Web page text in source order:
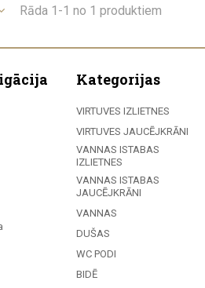
Rāda 1-1 no 1 produktiem
Kategorijas
VIRTUVES IZLIETNES
VIRTUVES JAUCĒJKRĀNI
VANNAS ISTABAS
IZLIETNES
VANNAS ISTABAS
JAUCĒJKRĀNI
VANNAS
DUŠAS
WC PODI
BIDĒ